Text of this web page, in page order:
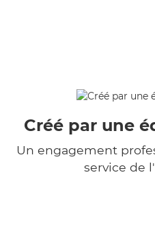
Créé par une
Un engagement
service de